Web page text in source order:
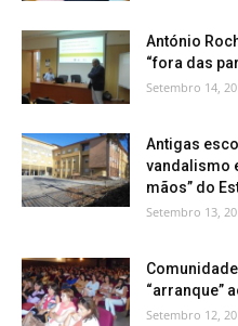
António
“fora das
Setembro 14,
Antigas
vandalismo
mãos” do
Setembro 13,
“arranque”
Setembro 12,